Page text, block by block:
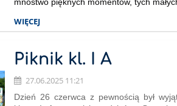
WIĘCEJ
Piknik kl. I A
27.06.2025 11:21
Dzień 26 czerwca z pewnością był